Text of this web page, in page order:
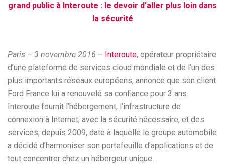
grand public à Interoute : le devoir d’aller plus loin dans
la sécurité
Paris – 3 novembre 2016 – Interoute, opérateur propriétaire
d’une plateforme de services cloud mondiale et de l’un des
plus importants réseaux européens, annonce que son client
Ford France lui a renouvelé sa confiance pour 3 ans.
Interoute fournit l’hébergement, l’infrastructure de
connexion à Internet, avec la sécurité nécessaire, et des
services, depuis 2009, date à laquelle le groupe automobile
a décidé d’harmoniser son portefeuille d’applications et de
tout concentrer chez un hébergeur unique.